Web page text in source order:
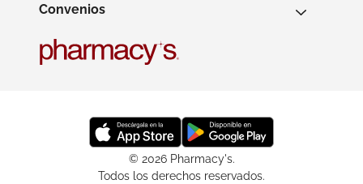
Convenios
© 2026 Pharmacy's.
Todos los derechos reservados.